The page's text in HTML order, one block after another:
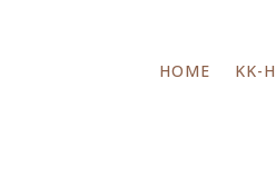
HOME KK-